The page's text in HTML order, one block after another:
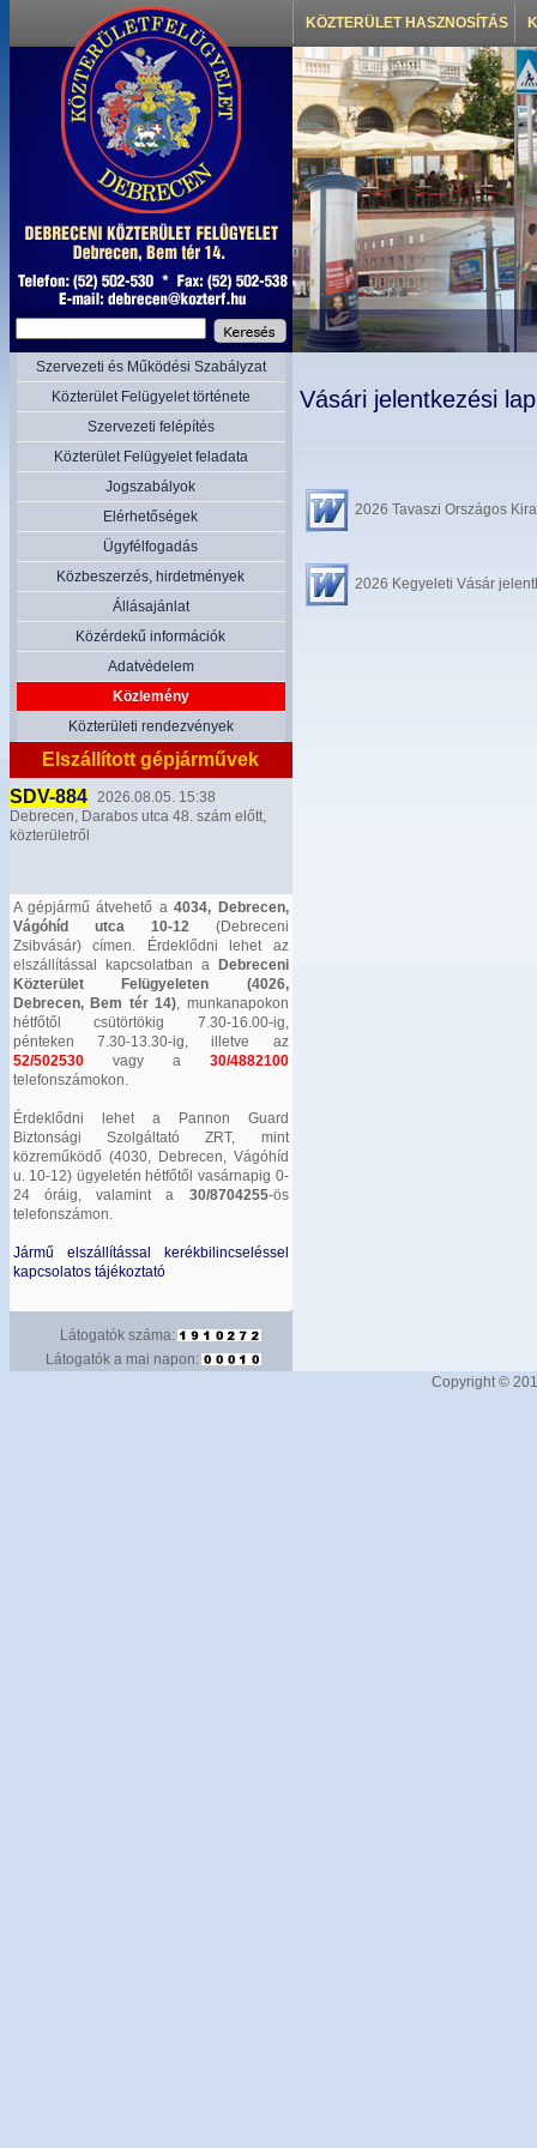
KÖZTERÜLET HASZNOSÍTÁS
Szervezeti és Működési Szabályzat
Közterület Felügyelet története
Szervezeti felépítés
Közterület Felügyelet feladata
Jogszabályok
Elérhetőségek
Ügyfélfogadás
Közbeszerzés, hirdetmények
Állásajánlat
Közérdekű információk
Adatvédelem
Közlemény
Közterületi rendezvények
Elszállított gépjárművek
SDV-884
2026.08.05. 15:38
Debrecen, Darabos utca 48. szám előtt,
közterületről
A gépjármű átvehető a4034, Debrecen,
Vágóhíd utca 10-12(Debreceni
Zsibvásár) címen. Érdeklődni lehet az
elszállítással kapcsolatban a
Debreceni
Közterület Felügyeleten (4026,
Debrecen, Bem tér 14), munkanapokon
hétfőtől csütörtökig 7.30-16.00-ig,
pénteken 7.30-13.30-ig, illetve az
52/502530vagy a 30/4882100
telefonszámokon.
Érdeklődni lehet a Pannon Guard
Biztonsági Szolgáltató ZRT, mint
közreműködő (4030, Debrecen, Vágóhíd
u. 10-12) ügyeletén hétfőtől vasárnapig 0-
24 óráig, valamint a 30/8704255-ös
telefonszámon.
Jármű elszállítással kerékbilincseléssel
kapcsolatos tájékoztató
Látogatók száma:
Látogatók a mai napon:
Vásári jelentkezési lap
2026 Tavaszi Országos
2026 Kegyeleti Vásár
Copyright ©